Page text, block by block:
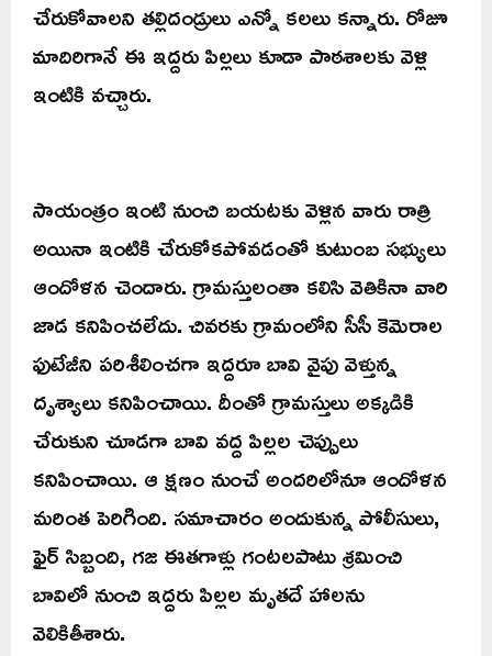
చేరుకోవాలని తల్లిదండ్రులు ఎన్నో కలలు కన్నారు. రోజూ
మాదిరిగానే ఈ ఇద్దరు పిల్లలు కూడా పాఠశాలకు వెళ్లి
ఇంటికి వచ్చారు.
సాయంత్రం ఇంటి నుంచి బయటకు వెళ్లిన వారు రాత్రి
అయినా ఇంటికి చేరుకోకపోవడంతో కుటుంబ సభ్యులు
ఆందోళన చెందారు. గ్రామస్తులంతా కలిసి వెతికినా వారి
జాడ కనిపించలేదు. చివరకు గ్రామంలోని సీసీ కెమెరాల
ఫుటేజీని పరిశీలించగా ఇద్దరూ బావి వైపు వెళ్తున్న
దృశ్యాలు కనిపించాయి. దీంతో గ్రామస్తులు అక్కడికి
చేరుకుని చూడగా బావి వద్ద పిల్లల చెప్పులు
కనిపించాయి. ఆ క్షణం నుంచే అందరిలోనూ ఆందోళన
మరింత పెరిగింది. సమాచారం అందుకున్న పోలీసులు,
ఫైర్ సిబ్బంది, గజ ఈతగాళ్లు గంటలపాటు శ్రమించి
బావిలో నుంచి ఇద్దరు పిల్లల మృతదే హాలను
వెలికితీశారు.